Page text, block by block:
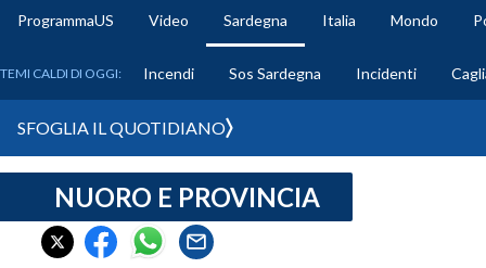
CRONACA SARDEGNA
CAGLIARI
ProgrammaUS Video Sardegna Italia Mondo
TEMI CALDI DI OGGI: Incendi Sos Sardegna Incidenti
SFOGLIA IL QUOTIDIANO
NUORO E PROVINCIA